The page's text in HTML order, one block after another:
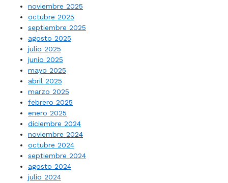
noviembre 2025
octubre 2025
septiembre 2025
agosto 2025
julio 2025
junio 2025
mayo 2025
abril 2025
marzo 2025
febrero 2025
enero 2025
diciembre 2024
noviembre 2024
octubre 2024
septiembre 2024
agosto 2024
julio 2024